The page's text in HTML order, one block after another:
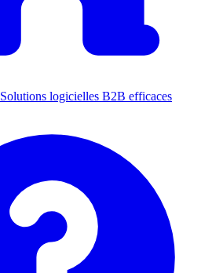
Solutions logicielles B2B efficaces